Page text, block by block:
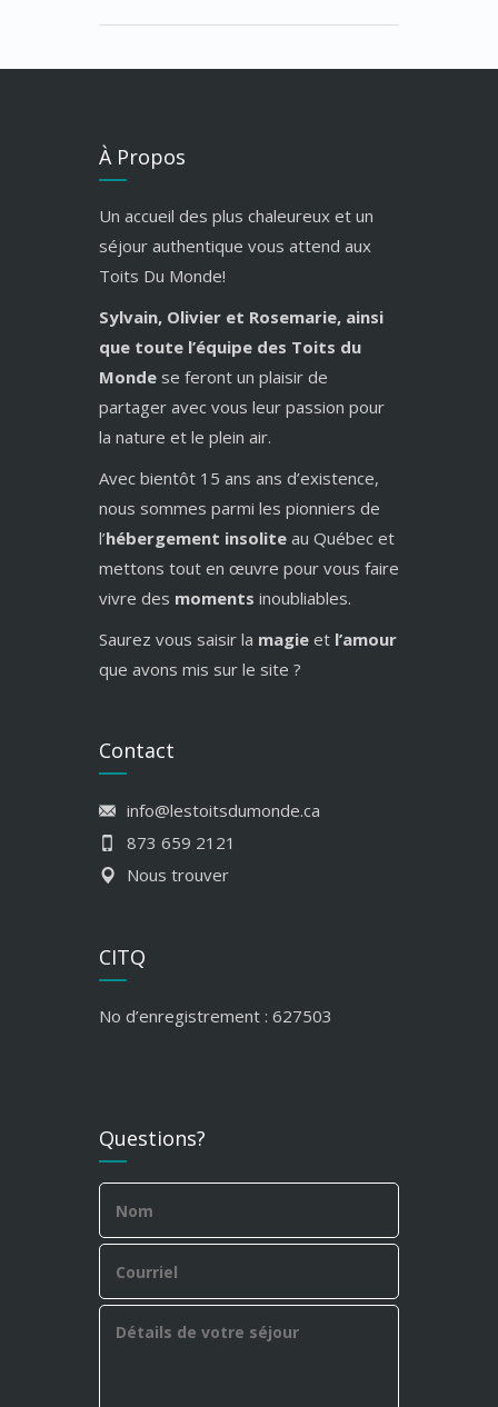
À Propos
Un accueil des plus chaleureux et un
séjour authentique vous attend aux
Toits Du Monde!
Sylvain, Olivier et Rosemarie, ainsi
que toute l’équipe des Toits du
Monde se feront un plaisir de
partager avec vous leur passion pour
la nature et le plein air.
Avec bientôt 15 ans ans d’existence,
nous sommes parmi les pionniers de
l’hébergement insolite au Québec et
mettons tout en œuvre pour vous faire
vivre des moments inoubliables.
Saurez vous saisir la magie et l’amour
que avons mis sur le site ?
Contact
info@lestoitsdumonde.ca
873 659 2121
Nous trouver
CITQ
No d’enregistrement : 627503
Questions?